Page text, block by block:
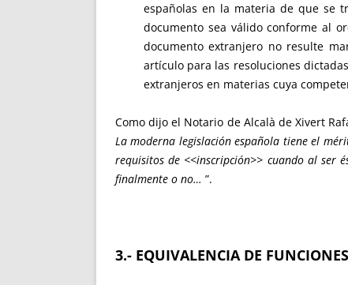
españolas en la materia de que se
documento sea válido conforme al
documento extranjero no resulte
artículo para las resoluciones
extranjeros en materias cuya
Como dijo el Notario de Alcalà de Xivert
La moderna legislación española tiene el
requisitos de <<inscripción>> cuando al ser
finalmente o no… ”.
3.- EQUIVALENCIA DE